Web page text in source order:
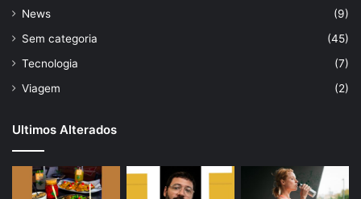
News
(9)
Sem categoria
(45)
Tecnologia
(7)
Viagem
(2)
Ultimos Alterados